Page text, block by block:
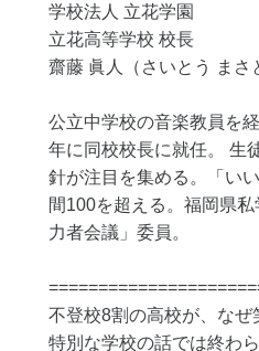
学校法人 立花学園
立花高等学校 校長
齋藤 眞人（さいとう まさ
公立中学校の音楽教員を
年に同校校長に就任。 生
針が注目を集める。「い
間100を超える。福岡県
力者会議」委員。
不登校8割の高校が、なぜ
特別な学校の話では終わら